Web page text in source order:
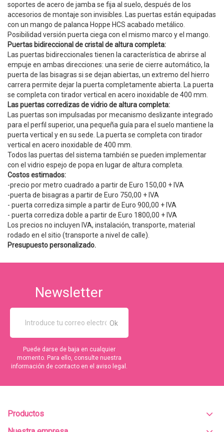
soportes de acero de jamba se fija al suelo, después de los
accesorios de montaje son invisibles. Las puertas están equipadas
con un mango de palanca Hoppe HCS acabado metálico.
Posibilidad versión puerta ciega con el mismo marco y el mango.
Puertas bidireccional de cristal de altura completa:
Las puertas bidireccionales tienen la característica de abrirse al
empuje en ambas direcciones: una serie de cierre automático, la
puerta de las bisagras si se dejan abiertas, un extremo del hierro
carrera permite dejar la puerta completamente abierta. La puerta
se completa con tirador vertical en acero inoxidable de 400 mm.
Las puertas corredizas de vidrio de altura completa:
Las puertas son impulsadas ​​por mecanismo deslizante integrado
para el perfil superior, una pequeña guía para el suelo mantiene la
puerta vertical y en su sede. La puerta se completa con tirador
vertical en acero inoxidable de 400 mm.
Todos las puertas del sistema también se pueden implementar
con el vidrio espejo de popa en lugar de altura completa.
Costos estimados:
-precio por metro cuadrado a partir de Euro 150,00 + IVA
-puerta de bisagras a partir de Euro 750,00 + IVA
- puerta corrediza simple a partir de Euro 900,00 + IVA
- puerta corrediza doble a partir de Euro 1800,00 + IVA
Los precios no incluyen IVA, instalación, transporte, material
rodado en el sitio (transporte a nivel de calle).
Presupuesto personalizado.
Newsletter
Puede darse de baja en cualquier
momento. Para ello, consulte nuestra
información de contacto en el aviso legal.
Productos